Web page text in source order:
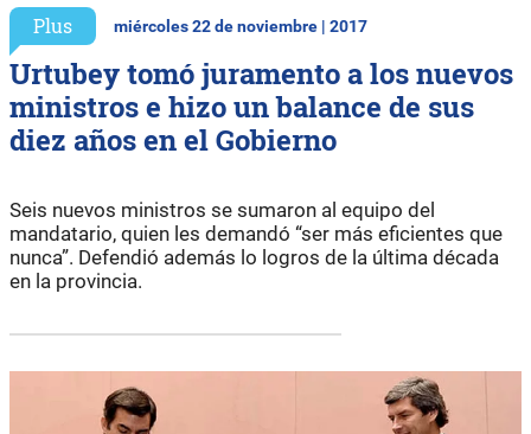
Plus miércoles 22 de noviembre | 2017
Urtubey tomó juramento a los nuevos
ministros e hizo un balance de sus
diez años en el Gobierno
Seis nuevos ministros se sumaron al equipo del
mandatario, quien les demandó “ser más eficientes que
nunca”. Defendió además lo logros de la última década
en la provincia.